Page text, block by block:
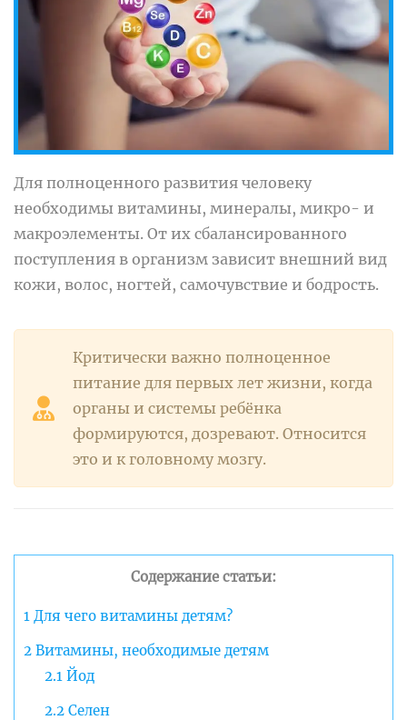
Для полноценного развития человеку
необходимы витамины, минералы, микро- и
макроэлементы. От их сбалансированного
поступления в организм зависит внешний вид
кожи, волос, ногтей, самочувствие и бодрость.
Критически важно полноценное
питание для первых лет жизни, когда
органы и системы ребёнка
формируются, дозревают. Относится
это и к головному мозгу.
Содержание статьи:
1 Для чего витамины детям?
2 Витамины, необходимые детям
2.1Йод
2.2Селен